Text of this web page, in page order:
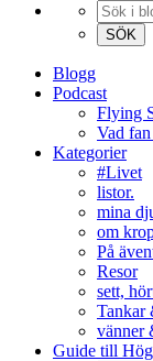
Blogg
Podcast
Flying
Vad
Kategorier
#Livet
listor.
mina
om
På
Resor
sett,
Tankar
vänner
Guide till